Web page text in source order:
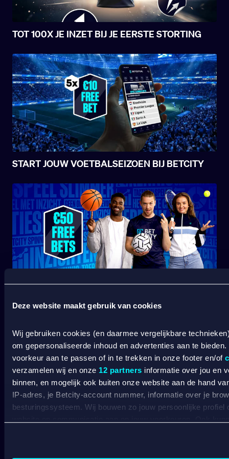
Deze website maakt gebruik van cookies
Wij gebruiken cookies (en daarmee vergelijkbare
om gepersonaliseerde inhoud en advertenties aan te
voorkeur aan te passen of in te trekken in onze footer en/of
verzamelen wij en onze 12 partners informatie over jou en
binnen, en mogelijk ook buiten onze website aan de hand
IP-adres, je Betcity-account nummer, informatie over je
besturingssysteem. Wij bouwen zo jouw persoonlijke profiel
TOT 100X JE INZET BIJ JE EERSTE STORTING
START JOUW VOETBALSEIZOEN BIJ BETCITY
Wat kost gokken jou? Stop op tijd. 18+SPEEL
VERANTWOORD
BETCITY
SPORTSBOOK
Wedden op sport